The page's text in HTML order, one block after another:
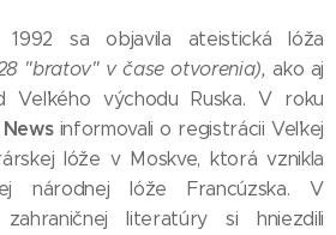
sa objavila ateistická lóža
"bratov" v čase otvorenia), ako aj
Veľkého východu Ruska. V roku
informovali o registrácii Veľkej
lóže v Moskve, ktorá vznikla
národnej lóže Francúzska. V
zahraničnej literatúry si hniezdili